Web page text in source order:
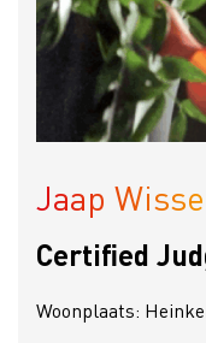
Jaap Wisse
Certified
Woonplaats: